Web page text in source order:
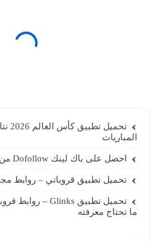
المباريات
احصل على باك لينك Dofollow من مدونة عربية DA 54
تحميل تطبيق قروباتي – روابط
ما تحتاج معرفته